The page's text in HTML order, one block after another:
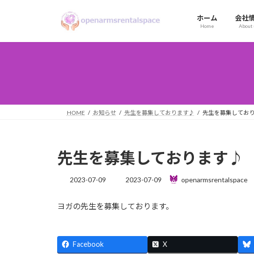
ン
ー
ホーム
Home
会社
About
HOME お知らせ 先生を募集しております♪ 先生を募集してお
先生を募集しております♪
2023-07-09
最
新
:
2023-07-09 openarmsrentalspace
ヨガの先生を募集しております。
Facebook X